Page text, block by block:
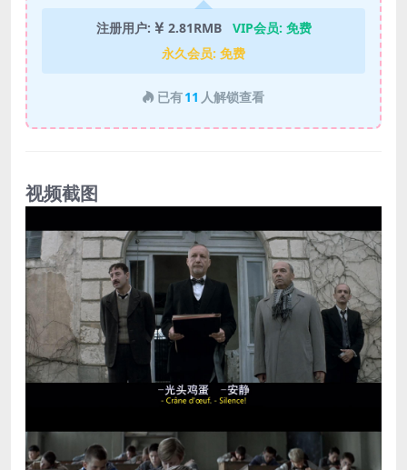
注册用户: 2.81RMB VIP会员: 免费
永久会员: 免费
已有11 人解锁查看
视频截图